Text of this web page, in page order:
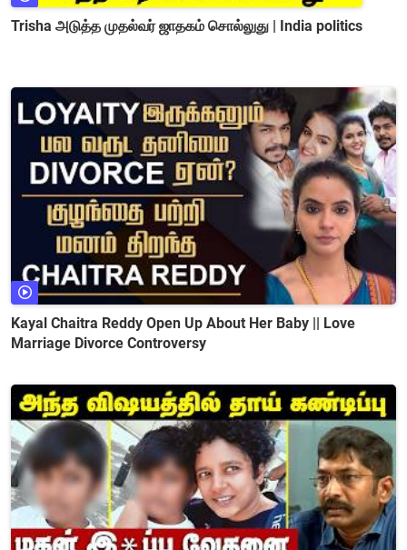
Trisha அடுத்த முதல்வர் ஜாதகம் சொல்லுது | India politics
Kayal Chaitra Reddy Open Up About Her Baby || Love
Marriage Divorce Controversy